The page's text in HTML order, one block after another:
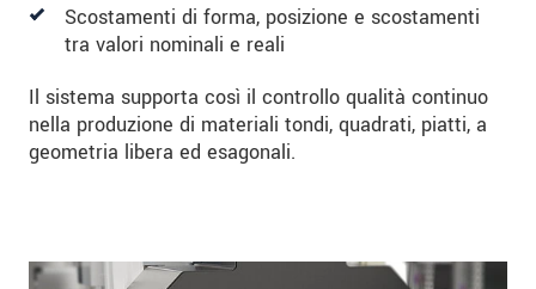
Scostamenti di forma, posizione e scostamenti
tra valori nominali e reali
Il sistema supporta così il controllo qualità continuo
nella produzione di materiali tondi, quadrati, piatti, a
geometria libera ed esagonali.